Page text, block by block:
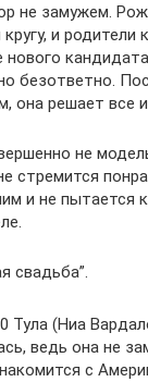
не замужем.
и родители
безответно.
она решает все
не
стремится
и не пытается
свадьба”.
Тула (Ниа
ведь она не
с